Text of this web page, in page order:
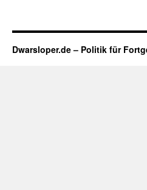
Dwarsloper.de – Politik für